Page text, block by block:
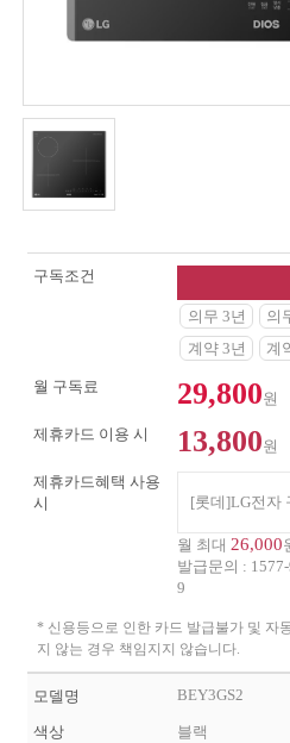
구독조건
의무 3년
계약 3년
의
계
월 구독료 29,800원
제휴카드 이용 시
13,800원
제휴카드혜택 사용
시
[롯데]LG전자
월 최대 26,000
발급문의 :
9
* 신용등으로 인한 카드 발급불가 및 자
지 않는 경우 책임지지 않습니다.
모델명 BEY3GS2
색상
블랙